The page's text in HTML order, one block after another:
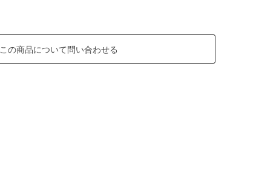
この商品について問い合わせる